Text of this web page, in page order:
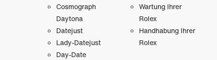
Cosmograph
Daytona
Datejust
Lady-Datejust
Day-Date
Wartung Ihrer
Rolex
Handhabung Ihrer
Rolex